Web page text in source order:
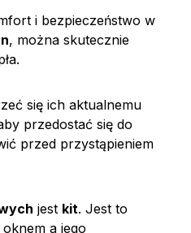
i bezpieczeństwo w
, można skutecznie
się ich aktualnemu
przedostać się do
przed przystąpieniem
jest kit. Jest to
a jego